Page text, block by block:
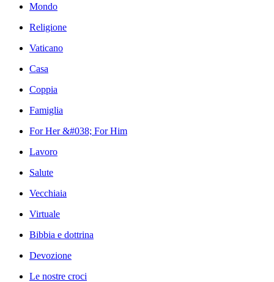
Mondo
Religione
Vaticano
Casa
Coppia
Famiglia
For Her &#038; For Him
Lavoro
Salute
Vecchiaia
Virtuale
Bibbia e dottrina
Devozione
Le nostre croci